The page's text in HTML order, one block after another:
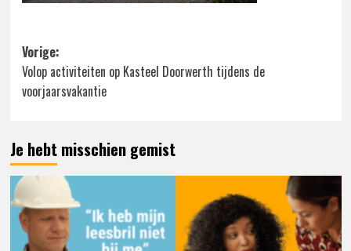
Bericht
navigatie
Vorige:
Volop activiteiten op Kasteel Doorwerth tijdens de
voorjaarsvakantie
Je hebt misschien gemist